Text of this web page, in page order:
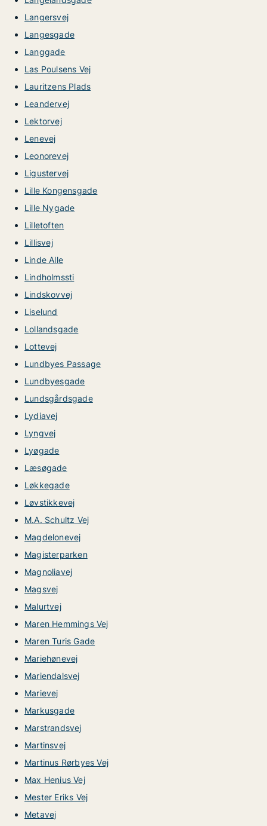
Langersvej
Langesgade
Langgade
Las Poulsens Vej
Lauritzens Plads
Leandervej
Lektorvej
Lenevej
Leonorevej
Ligustervej
Lille Kongensgade
Lille Nygade
Lilletoften
Lillisvej
Linde Alle
Lindholmssti
Lindskovvej
Liselund
Lollandsgade
Lottevej
Lundbyes Passage
Lundbyesgade
Lundsgårdsgade
Lydiavej
Lyngvej
Lyøgade
Læsøgade
Løkkegade
Løvstikkevej
M.A. Schultz Vej
Magdelonevej
Magisterparken
Magnoliavej
Magsvej
Malurtvej
Maren Hemmings Vej
Maren Turis Gade
Mariehønevej
Mariendalsvej
Marievej
Markusgade
Marstrandsvej
Martinsvej
Martinus Rørbyes Vej
Max Henius Vej
Mester Eriks Vej
Metavej